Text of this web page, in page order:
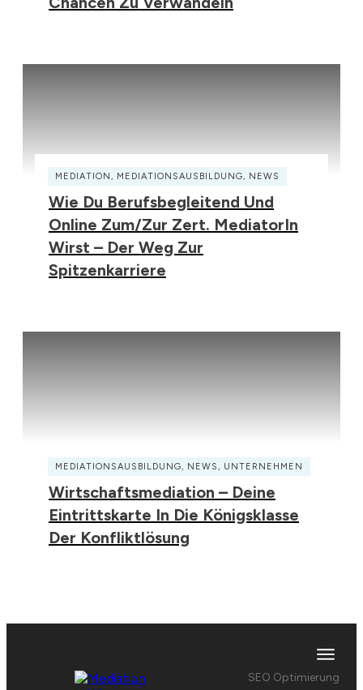
MEDIATION , MEDIATIONSAUSBILDUNG, NEWS
Wie Du Berufsbegleitend Und
Online Zum/zur Zert. MediatorIn
Wirst – Der Weg Zur
Spitzenkarriere
MEDIATIONSAUSBILDUNG, NEWS, UNTERNEHMEN
Wirtschaftsmediation – Deine
Eintrittskarte In Die Königsklasse
Der Konfliktlösung
SEO Optimierung